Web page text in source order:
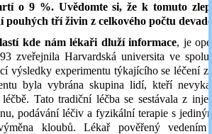
o 9 %. Uvědomte si, že k tomuto
pouhých tří živin z celkového počtu
kde nám lékaři dluží informace, je
zveřejnila Harvardská universita ve
výsledky experimentu týkajícího se léčení
byla vybrána skupina lidí, kteří
Tato tradiční léčba se sestávala z
podávání léčiv a fyzikální terapie s
kloubů. Lékař pověřený vedením